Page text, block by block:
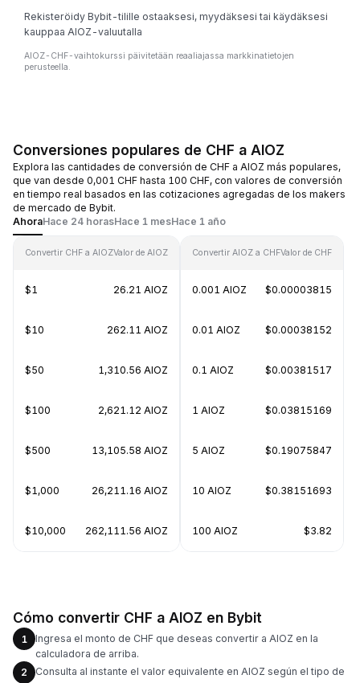
Rekisteröidy Bybit-tilille ostaaksesi, myydäksesi tai käydäksesi
kauppaa AIOZ-valuutalla
AIOZ-CHF-vaihtokurssi päivitetään reaaliajassa markkinatietojen
perusteella.
Conversiones populares de CHF a AIOZ
Explora las cantidades de conversión de CHF a AIOZ más populares,
que van desde 0,001 CHF hasta 100 CHF, con valores de conversión
en tiempo real basados en las cotizaciones agregadas de los makers
de mercado de Bybit.
AhoraHace 24 horasHace 1 mesHace 1 año
Convertir CHF a AIOZValor de AIOZ
$1 26.21 AIOZ
$10 262.11 AIOZ
$50 1,310.56 AIOZ
$100 2,621.12 AIOZ
$500 13,105.58 AIOZ
$1,000 26,211.16 AIOZ
$10,000 262,111.56 AIOZ
Convertir AIOZ a CHFValor de CHF
0.001 AIOZ $0.00003815
0.01 AIOZ $0.00038152
0.1 AIOZ $0.00381517
1 AIOZ $0.03815169
5 AIOZ $0.19075847
10 AIOZ $0.38151693
100 AIOZ $3.82
Cómo convertir CHF a AIOZ en Bybit
1
Ingresa el monto de CHF que deseas convertir a AIOZ en la
calculadora de arriba.
2
Consulta al instante el valor equivalente en AIOZ según el tipo de